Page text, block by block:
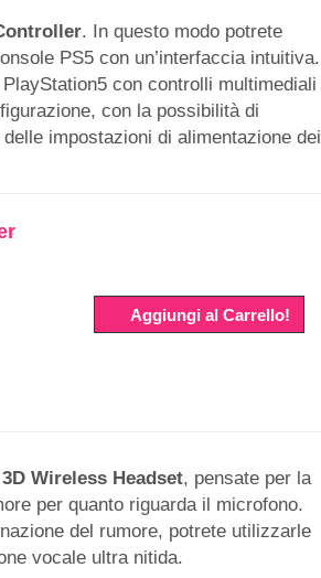
. In questo modo potrete
PS5 con un’interfaccia intuitiva.
con controlli multimediali
con la possibilità di
impostazioni di alimentazione dei
Aggiungi al Carrello!
Wireless Headset, pensate per la
per quanto riguarda il microfono.
del rumore, potrete utilizzarle
vocale ultra nitida.